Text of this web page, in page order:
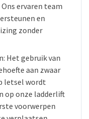
ervaren team
en
zonder
Het gebruik van
aan zwaar
letsel wordt
op onze ladderlift
voorwerpen